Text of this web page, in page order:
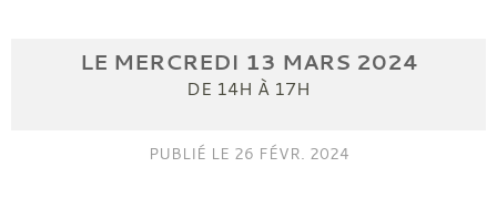
LE MERCREDI 13 MARS 2024
DE 14H À 17H
PUBLIÉ LE 26 FÉVR. 2024